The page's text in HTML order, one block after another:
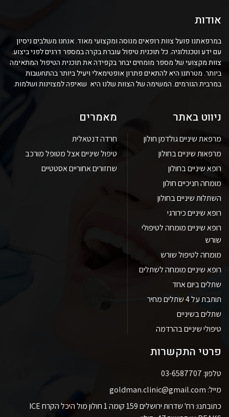
אודות
במרפאתנו פועל צוות רופאים מנוסה ומקצועי מאוד. אנחנו משלבים ניסיון
עם ידע וטכנולוגיה. כל תוכנית טיפול עוברת בקרה במספר דרגים לפני ביצוע.
צוות מקצועי של מספר מומחים יבחר בקפידה את תוכנית הטיפול המתאימה
ביותר. מטרתנו היא להתאים פתרון אופטימאלי ויעיל ביותר בהתחשבות
במרבית הגורמים. המשימה של הצוות שלנו היא שאיפה למצוינות ושלמות.
ניווט באתר
מרפאת שיניים גולדמן חולון
מרפאות שיניים בחולון
רופא שיניים בחולון
מומחה חניכיים חולון
השתלות שיניים בחולון
רופא שיניים כירורגי
רופא שיניים מומחה לטיפולי
שורש
מומחה לטיפול שורש
רופא שיניים מומחה לשתלים
שתלים ביום אחד
תותבת על 4 שתלים מחיר
שתלים בשיניים
טיפולי שיניים בהרדמה
מאמרים
חרדה דנטאלית
טיפול שיניים אצל מטופל מורכב
שחזורים אחוריים אסטטיים
פרטי התקשרות
טלפון: 03-6587707
מייל: goldman.clinic@gmail.com
כתובתנו: רח' שדרות ירושלים 159 קומה 1 חולון מול היכל הקרח ICE